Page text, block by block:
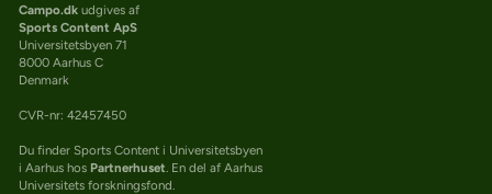
Campo.dkudgives af
Sports Content ApS
Universitetsbyen 71
8000 Aarhus C
Denmark
CVR-nr: 42457450
Du finder Sports Content i Universitetsbyen
i Aarhus hos Partnerhuset. En del af Aarhus
Universitets forskningsfond.